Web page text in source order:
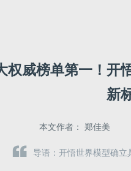
权威榜单第一！开
新
本文作者： 郑佳美
导语：开悟世界模型确立